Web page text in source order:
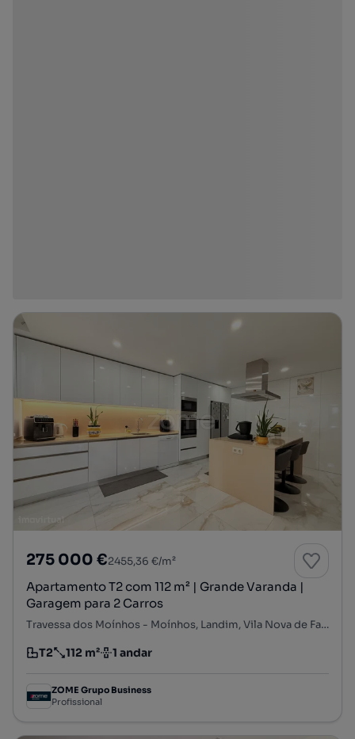
275 000 €2455,36 €/m²
Apartamento T2 com 112 m² | Grande Varanda |
Garagem para 2 Carros
Travessa dos Moínhos - Moínhos, Landim, Vila Nova de Famalicão, Braga
Tipologia
T2
Preço por metro quadrado
112 m²
Andar 1 andar
ZOME Grupo Business
Profissional